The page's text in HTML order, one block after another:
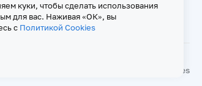
16 сентября 2016 г Политика Cookies
куки, чтобы сделать использования
для вас. Наживая «ОК», вы
с Политикой Cookies